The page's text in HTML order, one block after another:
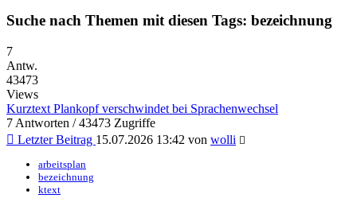
Suche nach Themen mit diesen Tags: bezeichnung
7
Antw.
43473
Views
Kurztext Plankopf verschwindet bei Sprachenwechsel
7 Antworten / 43473 Zugriffe
Letzter Beitrag 15.07.2026 13:42 von wolli
arbeitsplan
bezeichnung
ktext